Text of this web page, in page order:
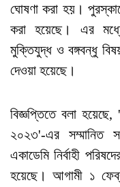
ঘোষণা করা হয়।
করা হয়েছে। এর
মুক্তিযুদ্ধ ও বঙ্গবন্ধু
দেওয়া হয়েছে।
বিজ্ঞপ্তিতে বলা হয়েছে,
২০২৩'-এর সম্মানিত
একাডেমি নির্বাহী
হয়েছে। আগামী ১